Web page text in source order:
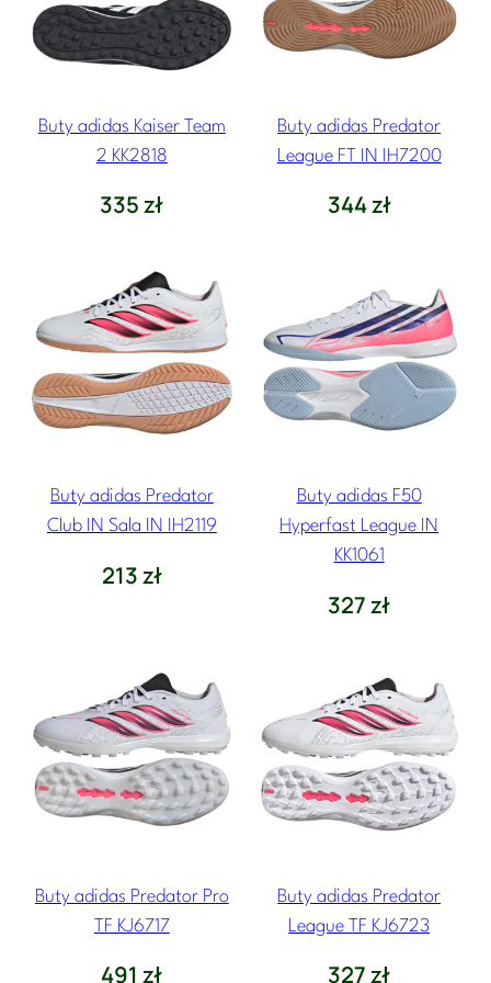
Buty adidas Kaiser Team
2 KK2818
335zł
Buty adidas Predator
League FT IN IH7200
344zł
Buty adidas Predator
Club IN Sala IN IH2119
213 zł
Buty adidas F50
Hyperfast League IN
KK1061
327 zł
Buty adidas Predator Pro
TF KJ6717
491zł
Buty adidas Predator
League TF KJ6723
327zł